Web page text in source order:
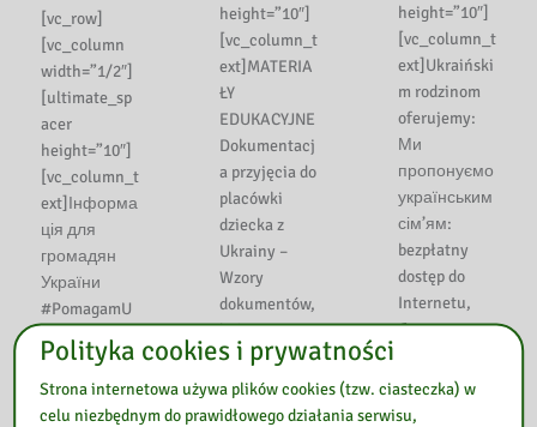
[vc_row]
[vc_column
width=”1/2″]
[ultimate_sp
acer
height=”10″]
[vc_column_t
ext]Інформа
ція для
громадян
України
#PomagamU
krainie
Rządowa
strona
oferująca
height=”10″]
[vc_column_t
ext]MATERIA
ŁY
EDUKACYJNE
Dokumentacj
a przyjęcia do
placówki
dziecka z
Ukrainy –
Wzory
dokumentów,
które mogą
być
potrzebne w
związku z
height=”10″]
[vc_column_t
ext]Ukraiński
m rodzinom
oferujemy:
Ми
пропонуємо
українським
сім’ям:
bezpłatny
dostęp do
Internetu,
безкоштовн
Інтернету,
bezpłatne
Polityka cookies i prywatności
Strona internetowa używa plików cookies (tzw. ciasteczka) w
celu niezbędnym do prawidłowego działania serwisu,